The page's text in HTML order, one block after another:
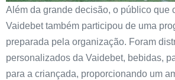
Além da grande decisão, o público que
Vaidebet também participou de uma
preparada pela organização. Foram
personalizados da Vaidebet, bebidas,
para a criançada, proporcionando um